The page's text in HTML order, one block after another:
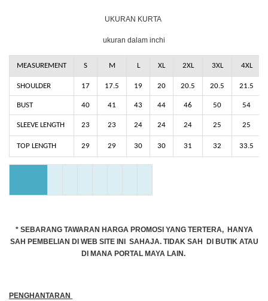
UKURAN KURTA
ukuran dalam inchi
MEASUREMENT S M L XL 2XL 3XL 4XL
SHOULDER 17 17.5 19 20 20.5 20.5 21.5
BUST 40 41 43 44 46 50 54
SLEEVE LENGTH 23 23 24 24 24 25 25
TOP LENGTH 29 29 30 30 31 32 33.5
* SEBARANG TAWARAN HARGA PROMOSI YANG TERTERA, HANYA
SAH PEMBELIAN DI WEB SITE INI SAHAJA. TIDAK SAH DI BUTIK ATAU
DI MANA PORTAL MAYA LAIN.
PENGHANTARAN